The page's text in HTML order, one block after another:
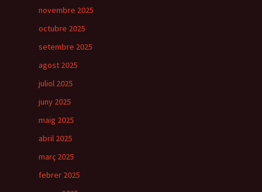
novembre 2025
octubre 2025
setembre 2025
agost 2025
juliol 2025
juny 2025
maig 2025
abril 2025
març 2025
febrer 2025